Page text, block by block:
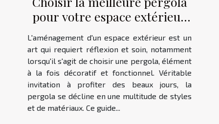
pour votre espace extérieur
critères et styles
L'aménagement d'un espace extérieur est un
art qui requiert réflexion et soin, notamment
lorsqu'il s'agit de choisir une pergola, élément
à la fois décoratif et fonctionnel. Véritable
invitation à profiter des beaux jours, la
pergola se décline en une multitude de styles
et de matériaux. Ce guide...